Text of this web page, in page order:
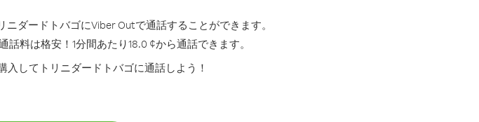
ダードトバゴにViber Outで通話することができます。
料は格安！1分間あたり18.0 ¢から通話できます。
してトリニダードトバゴに通話しよう！